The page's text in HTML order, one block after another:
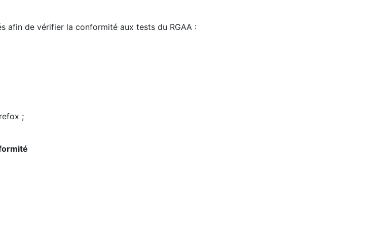
afin de vérifier la conformité aux tests du RGAA :
;